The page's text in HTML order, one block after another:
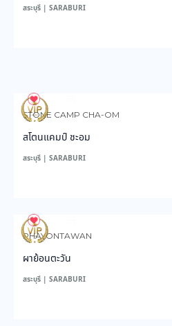
สระบุรี | SARABURI
112
STONE CAMP CHA-OM
สโตนแคมป์ ชะอม
สระบุรี | SARABURI
226
PHAYONTAWAN
ผาย้อนตะวัน
สระบุรี | SARABURI